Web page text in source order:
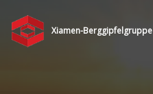
Xiamen-Berggipfelgruppe